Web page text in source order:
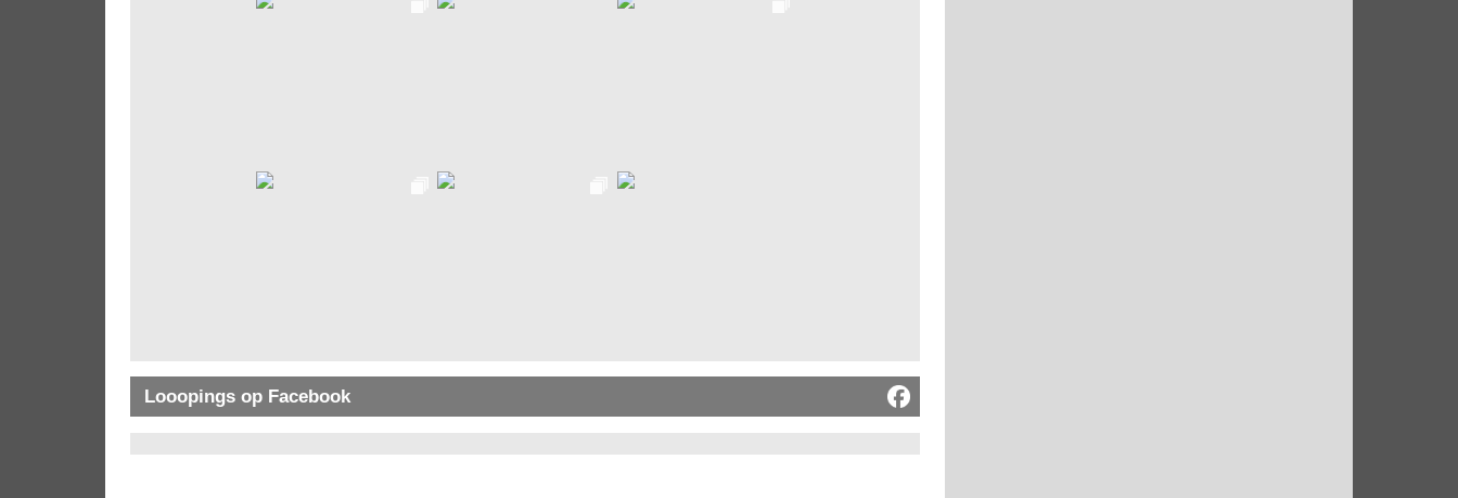
Looopings op Facebook